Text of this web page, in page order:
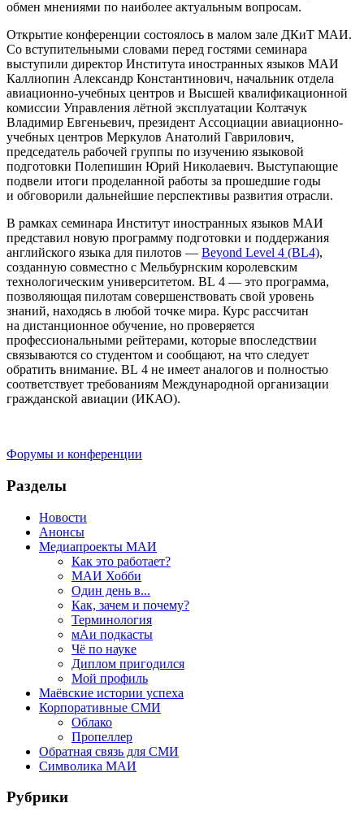
обмен мнениями по наиболее актуальным вопросам.
Открытие конференции состоялось в малом зале ДКиТ МАИ.
Со вступительными словами перед гостями семинара
выступили директор Института иностранных языков МАИ
Каллиопин Александр Константинович, начальник отдела
авиационно-учебных центров и Высшей квалификационной
комиссии Управления лётной эксплуатации Колтачук
Владимир Евгеньевич, президент Ассоциации авиационно-
учебных центров Меркулов Анатолий Гаврилович,
председатель рабочей группы по изучению языковой
подготовки Полепишин Юрий Николаевич. Выступающие
подвели итоги проделанной работы за прошедшие годы
и обговорили дальнейшие перспективы развития отрасли.
В рамках семинара Институт иностранных языков МАИ
представил новую программу подготовки и поддержания
английского языка для пилотов — Beyond Level 4 (BL4),
созданную совместно с Мельбурнским королевским
технологическим университетом. BL 4 — это программа,
позволяющая пилотам совершенствовать свой уровень
знаний, находясь в любой точке мира. Курс рассчитан
на дистанционное обучение, но проверяется
профессиональными рейтерами, которые впоследствии
связываются со студентом и сообщают, на что следует
обратить внимание. BL 4 не имеет аналогов и полностью
соответствует требованиям Международной организации
гражданской авиации (ИКАО).
Форумы и конференции
Разделы
Новости
Анонсы
Медиапроекты МАИ
Как это работает?
МАИ Хобби
Один день в...
Как, зачем и почему?
Терминология
мАи подкасты
Чё по науке
Диплом пригодился
Мой профиль
Маёвские истории успеха
Корпоративные СМИ
Облако
Пропеллер
Обратная связь для СМИ
Символика МАИ
Рубрики